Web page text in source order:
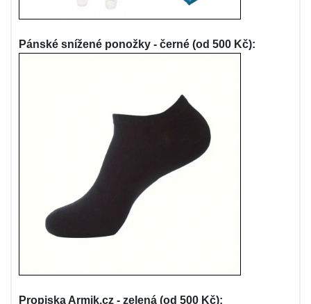
Pánské snížené ponožky - černé (od 500 Kč):
Propiska Armik.cz - zelená (od 500 Kč):